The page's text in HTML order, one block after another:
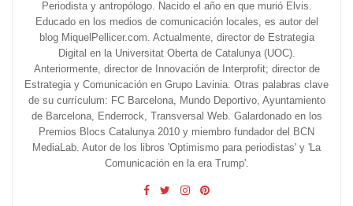
Periodista y antropólogo. Nacido el año en que murió Elvis.
Educado en los medios de comunicación locales, es autor del
blog MiquelPellicer.com. Actualmente, director de Estrategia
Digital en la Universitat Oberta de Catalunya (UOC).
Anteriormente, director de Innovación de Interprofit; director de
Estrategia y Comunicación en Grupo Lavinia. Otras palabras clave
de su currículum: FC Barcelona, Mundo Deportivo, Ayuntamiento
de Barcelona, Enderrock, Transversal Web. Galardonado en los
Premios Blocs Catalunya 2010 y miembro fundador del BCN
MediaLab. Autor de los libros 'Optimismo para periodistas' y 'La
Comunicación en la era Trump'.